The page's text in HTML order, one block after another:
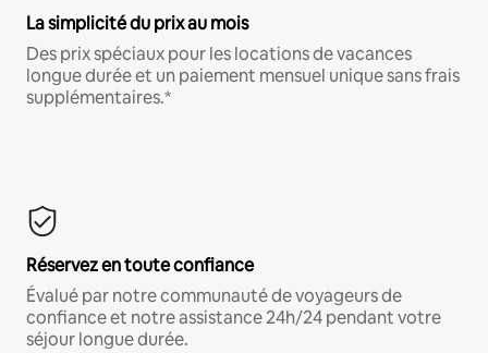
La simplicité du prix au mois
Des prix spéciaux pour les locations de vacances
longue durée et un paiement mensuel unique sans frais
supplémentaires.*
Réservez en toute confiance
Évalué par notre communauté de voyageurs de
confiance et notre assistance 24h/24 pendant votre
séjour longue durée.